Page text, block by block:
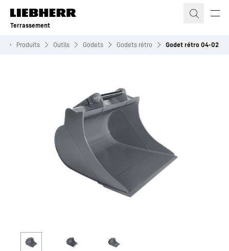
Terrassement
Produits Outils Godets Godets rétro Godet rétro 04-02